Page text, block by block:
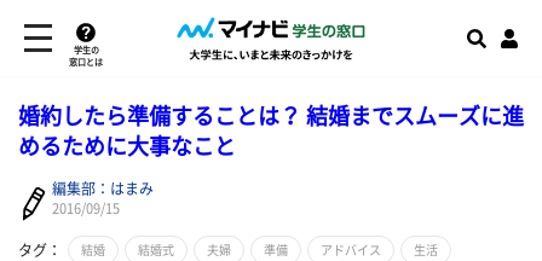
学生の
窓口とは
婚約したら準備することは？ 結婚までスムーズに進
めるために大事なこと
編集部：はまみ
2016/09/15
タグ： 結婚 結婚式 夫婦 準備 アドバイス 生活